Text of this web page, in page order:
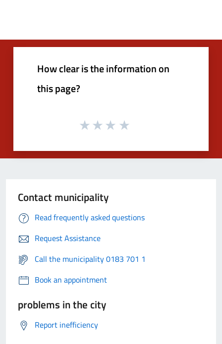
How clear is the information on
this page?
Contact municipality
Read frequently asked questions
Request Assistance
Call the municipality 0183 701 1
Book an appointment
problems in the city
Report inefficiency